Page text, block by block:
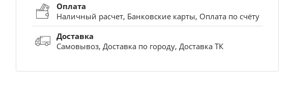
Оплата
Наличный расчет, Банковские карты, Оплата по счёту
Доставка
Самовывоз, Доставка по городу, Доставка ТК